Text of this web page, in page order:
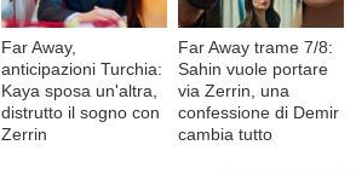
Far Away,
anticipazioni Turchia:
Kaya sposa un'altra,
distrutto il sogno con
Zerrin
Far Away trame 7/8:
Sahin vuole portare
via Zerrin, una
confessione di Demir
cambia tutto